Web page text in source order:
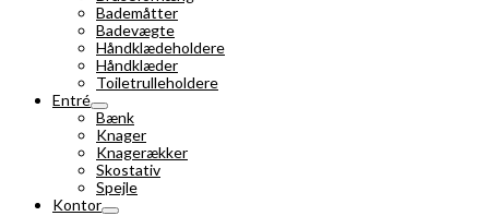
Bademåtter
Badevægte
Håndklædeholdere
Håndklæder
Toiletrulleholdere
Entré
Bænk
Knager
Knagerækker
Skostativ
Spejle
Kontor